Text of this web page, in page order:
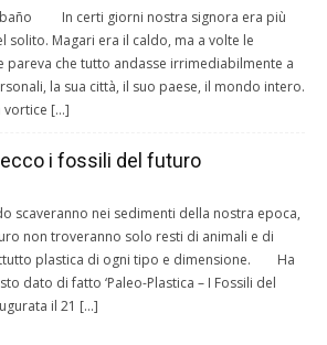
baño In certi giorni nostra signora era più
solito. Magari era il caldo, ma a volte le
pareva che tutto andasse irrimediabilmente a
la sua città, il suo paese, il mondo intero.
vortice […]
i fossili del futuro
nei sedimenti della nostra epoca,
non troveranno solo resti di animali e di
plastica di ogni tipo e dimensione. Ha
dato di fatto ‘Paleo-Plastica – I Fossili del
il 21 […]